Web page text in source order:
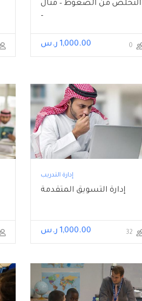
التخلص من الضغوط – مثال
–
1,000.00 ر.س
إدارة التدريب
إدارة التسويق المتقدمة
1,000.00 ر.س